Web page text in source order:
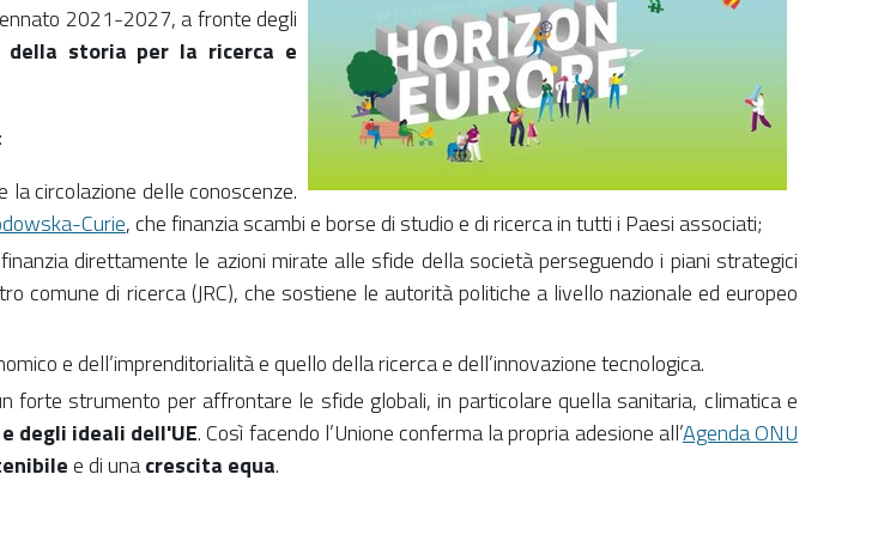
2021-2027, a fronte degli
storia per la ricerca e
circolazione delle conoscenze.
Curie, che finanzia scambi e borse di studio e di ricerca in tutti i Paesi associati;
finanzia direttamente le azioni mirate alle sfide della società perseguendo i piani strategici
comune di ricerca (JRC), che sostiene le autorità politiche a livello nazionale ed europeo
e dell’imprenditorialità e quello della ricerca e dell’innovazione tecnologica.
strumento per affrontare le sfide globali, in particolare quella sanitaria, climatica e
degli ideali dell'UE. Così facendo l’Unione conferma la propria adesione all’Agenda ONU
e di unacrescita equa.